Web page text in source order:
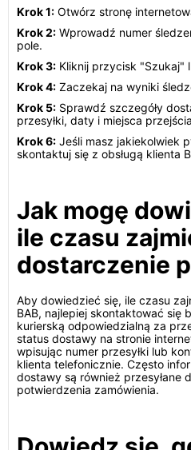
Krok 1: Otwórz stronę
Krok 2: Wprowadź numer
pole.
Krok 3: Kliknij przycisk "Szukaj"
Krok 4: Zaczekaj na wyniki
Krok 5: Sprawdź szczegóły
przesyłki, daty i miejsca
Krok 6: Jeśli masz jakiekolwiek
skontaktuj się z obsługą klienta
Jak mogę
ile czasu
dostarczenie
Aby dowiedzieć się, ile czasu
BAB, najlepiej skontaktować się
kurierską odpowiedzialną za
status dostawy na stronie
wpisując numer przesyłki lub
klienta telefonicznie. Często
dostawy są również przesyłane
potwierdzenia zamówienia.